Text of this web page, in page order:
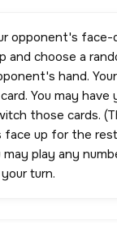
opponent's face-
and choose a
hand.
You may have
those cards.
face up for the
may play any
turn.